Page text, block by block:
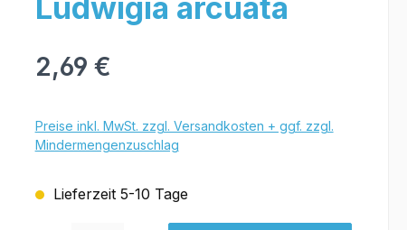
Ludwigia arcuata
2,69 €
Preise inkl. MwSt. zzgl. Versandkosten + ggf. zzgl.
Mindermengenzuschlag
Lieferzeit 5-10 Tage